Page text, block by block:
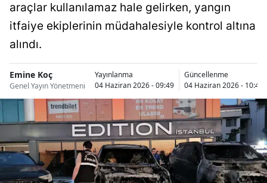
Bilecik
Bitlis
Bolu
Burdur
Bursa
Çanakkale
araçlar kullanılamaz hale gelirken, yangın
itfaiye ekiplerinin müdahalesiyle kontrol altına
alındı.
Emine Koç
Genel Yayın Yönetmeni
Yayınlanma
04 Haziran 2026 - 09:49
Güncellenme
04 Haziran 2026 - 10:49